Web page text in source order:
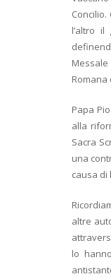
l’altro il
Romana
Papa
alla
Sacra
una
causa
altre
lo